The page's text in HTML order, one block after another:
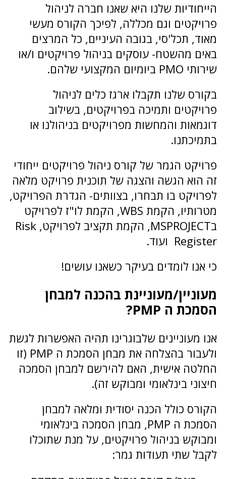
הייחודיות שלנו היא שאנו חברה לניהול
פרויקטים וגם מכללה, לפיכך הקורס מעשי
מאוד, תכל'סי, בגובה העיניים, כל המרצים
באים מהשטח- עוסקים בניהול פרויקטים ו/או
שירותי PMO ביומיום המקצועי שלהם.
בקורס שלנו תקבלו ארגז כלים לניהול
פרויקטים ותמיכה בפרויקטים, בשילוב
דוגמאות והמחשות מפרויקטים בניהולנו או
בתמיכתנו.
פרויקט הגמר של קורס ניהול פרויקטים ייחודי
זה הוא הגשה והצגה של תוכנית פרויקט מלאה
לפרויקט בו תבחרו, בצוותים- הגדרת הפרויקט,
מטרותיו, הקמת WBS, הקמת לו"ז לפרויקט
בMSPROJECT, הקמת תקציב לפרויקט, Risk
Register ועוד.
כי אנו לומדים בעיקר כשאנו עושים!
מעוניין/מעוניינת בהכנה למבחן
הסמכת ה PMP?
אנו מעוניינים שלבוגרינו תהיה האפשרות לגשת
ולעבור בהצלחה את מבחן הסמכת ה PMP (זו
החלטה אישית, האם להירשם למבחן הסמכה
חיצוני בינלאומי ומבוקש זה).
הקורס כולל הכנה יסודית ומלאה למבחן
הסמכת ה PMP, מבחן הסמכה בינלאומי
ומבוקש בניהול פרויקטים, על מנת שתוכלו
לקבל שתי תעודות גמר: